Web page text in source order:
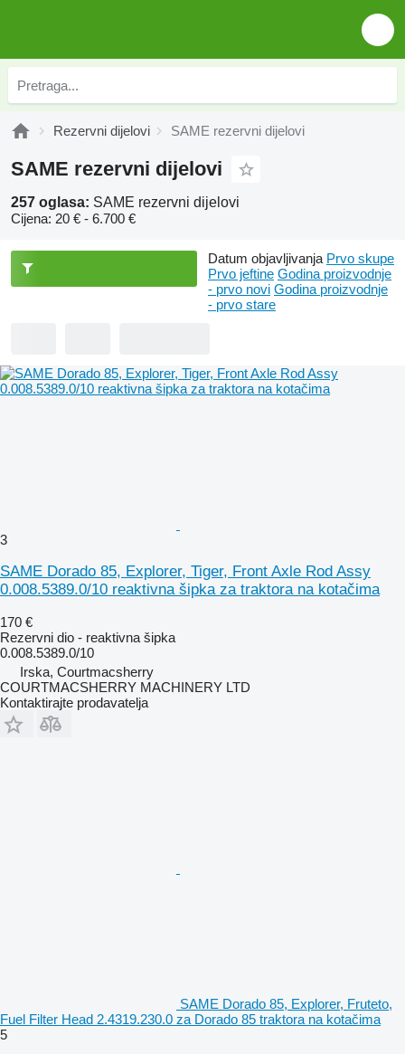
Rezervni dijelovi SAME rezervni dijelovi
SAME rezervni dijelovi
257 oglasa: SAME rezervni dijelovi
Cijena: 20 € - 6.700 €
Datum objavljivanja Prvo skupe
Prvo jeftine Godina proizvodnje
- prvo novi Godina proizvodnje
- prvo stare
3
SAME Dorado 85, Explorer, Tiger, Front Axle Rod Assy
0.008.5389.0/10 reaktivna šipka za traktora na kotačima
170 €
Rezervni dio - reaktivna šipka
0.008.5389.0/10
Irska, Courtmacsherry
COURTMACSHERRY MACHINERY LTD
Kontaktirajte prodavatelja
SAME Dorado 85, Explorer, Fruteto,
Fuel Filter Head 2.4319.230.0 za Dorado 85 traktora na kotačima
5